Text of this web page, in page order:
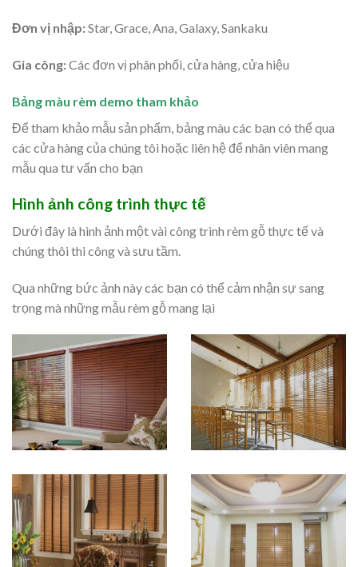
Đơn vị nhập:Star, Grace, Ana, Galaxy, Sankaku
Gia công:Các đơn vị phân phối, cửa hàng, cửa hiệu
Bảng màu rèm demo tham khảo
Để tham khảo mẫu sản phẩm, bảng màu các bạn có thể qua
các cửa hàng của chúng tôi hoặc liên hệ để nhân viên mang
mẫu qua tư vấn cho bạn
Hình ảnh công trình thực tế
Dưới đây là hình ảnh một vài công trình rèm gỗ thực tế và
chúng thôi thi công và sưu tầm.
Qua những bức ảnh này các bạn có thể cảm nhận sự sang
trọng mà những mẫu rèm gỗ mang lại